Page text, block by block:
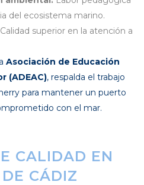
del ecosistema marino.
Calidad superior en la atención a
Asociación de Educación
(ADEAC), respalda el trabajo
para mantener un puerto
con el mar.
CALIDAD EN
CÁDIZ